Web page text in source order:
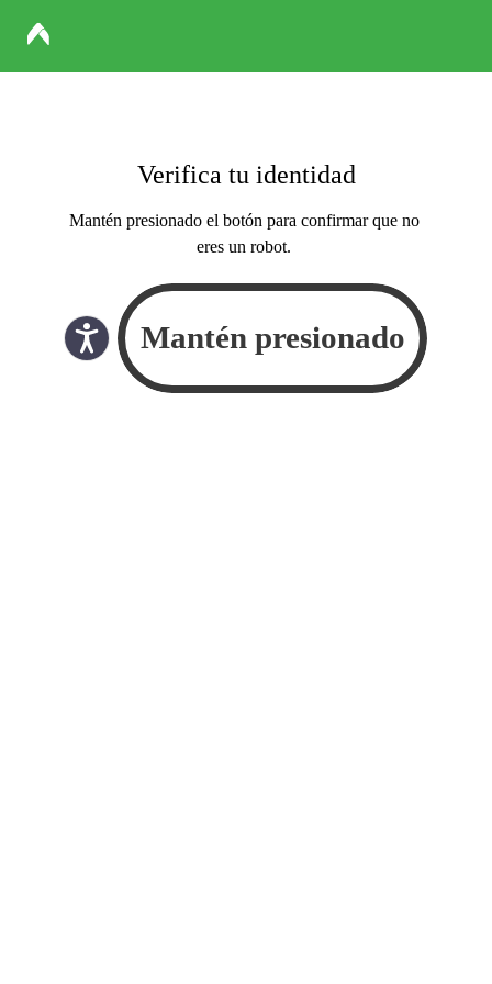
Verifica tu identidad
Mantén presionado el botón para confirmar que no
eres un robot.